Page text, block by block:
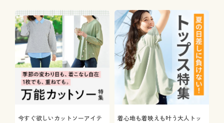
今すぐ欲しいカットソーアイテ
着心地も着映えも叶う大人トッ